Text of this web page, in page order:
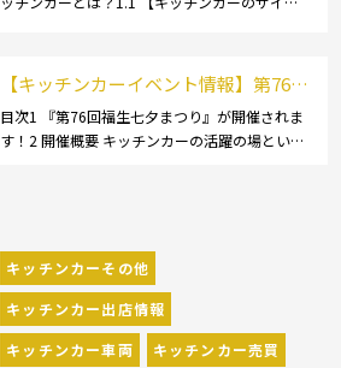
依頼の流れや人気メニューを解説
チンカー:1t～ […]
【キッチンカーイベント情報】第76回
福生七夕まつりが開催されます！
目次1 『第76回福生七夕まつり』が開催されま
す！2 開催概要 キッチンカーの活躍の場といえ
キッチンカーその他
キッチンカー出店情報
キッチンカー車両
キッチンカー売買